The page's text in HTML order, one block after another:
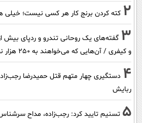
2 کته کردن برنج کار هر کسی نیست؛ خیلی ها
3
و کیفری / آن‌هایی که می‌خواهند به ۲۵۰ هزار نفر بپیوندند بدانند ...
4 دستگیری چهار متهم قتل حمیدرضا
ربایش
5 تسنیم تایید کرد: رجب‌زاده، مداح